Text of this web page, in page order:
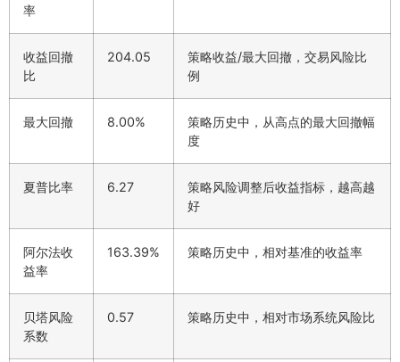
率
收益回撤
比
204.05
策略收益/最大回撤，交易风险比
例
最大回撤 8.00%
策略历史中，从高点的最大回撤幅
度
夏普比率 6.27
策略风险调整后收益指标，越高越
好
阿尔法收
益率
163.39% 策略历史中，相对基准的收益率
贝塔风险
系数
0.57 策略历史中，相对市场系统风险比